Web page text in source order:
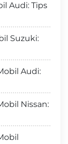
Audi: Tips
Suzuki:
Audi:
Nissan: